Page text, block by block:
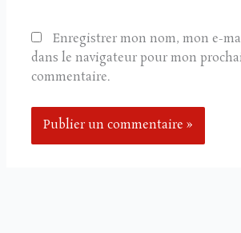
Enregistrer mon nom, mon e-
dans le navigateur pour mon
commentaire.